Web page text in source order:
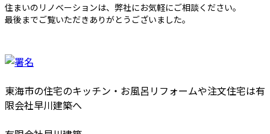
住まいのリノベーションは、弊社にお気軽にご相談ください。
最後までご覧いただきありがとうございました。
東海市の住宅のキッチン・お風呂リフォームや注文住宅は有
限会社早川建築へ